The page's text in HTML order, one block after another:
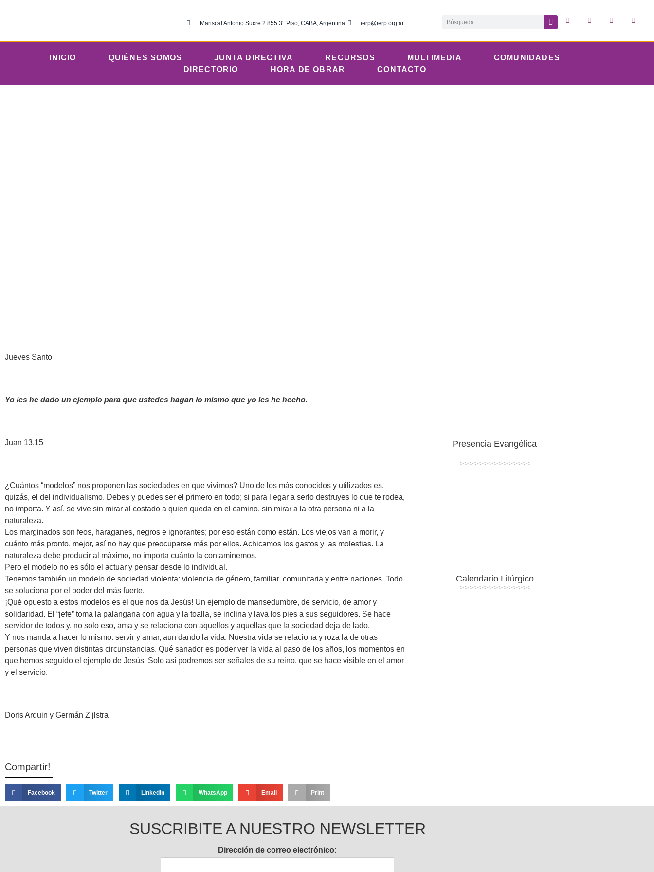
Mariscal Antonio Sucre 2.855 3° Piso, CABA, Argentina ierp@ierp.org.ar
INICIO QUIÉNES SOMOS JUNTA DIRECTIVA RECURSOS MULTIMEDIA
COMUNIDADES
DIRECTORIO
HORA DE OBRAR CONTACTO
Jueves Santo
Yo les he dado un ejemplo para que ustedes hagan lo mismo que yo les he hecho.
Juan 13,15
¿Cuántos “modelos” nos proponen las sociedades en que vivimos? Uno de los más conocidos y utilizados es,
quizás, el del individualismo. Debes y puedes ser el primero en todo; si para llegar a serlo destruyes lo que te rodea,
no importa. Y así, se vive sin mirar al costado a quien queda en el camino, sin mirar a la otra persona ni a la
naturaleza.
Los marginados son feos, haraganes, negros e ignorantes; por eso están como están. Los viejos van a morir, y
cuánto más pronto, mejor, así no hay que preocuparse más por ellos. Achicamos los gastos y las molestias. La
naturaleza debe producir al máximo, no importa cuánto la contaminemos.
Pero el modelo no es sólo el actuar y pensar desde lo individual.
Tenemos también un modelo de sociedad violenta: violencia de género, familiar, comunitaria y entre naciones. Todo
se soluciona por el poder del más fuerte.
¡Qué opuesto a estos modelos es el que nos da Jesús! Un ejemplo de mansedumbre, de servicio, de amor y
solidaridad. El “jefe” toma la palangana con agua y la toalla, se inclina y lava los pies a sus seguidores. Se hace
servidor de todos y, no solo eso, ama y se relaciona con aquellos y aquellas que la sociedad deja de lado.
Y nos manda a hacer lo mismo: servir y amar, aun dando la vida. Nuestra vida se relaciona y roza la de otras
personas que viven distintas circunstancias. Qué sanador es poder ver la vida al paso de los años, los momentos en
que hemos seguido el ejemplo de Jesús. Solo así podremos ser señales de su reino, que se hace visible en el amor
y el servicio.
Doris Arduin y Germán Zijlstra
Compartir!
Facebook Twitter LinkedIn WhatsApp Email Print
Presencia Evangélica
Calendario Litúrgico
SUSCRIBITE A NUESTRO NEWSLETTER
Dirección de correo electrónico: